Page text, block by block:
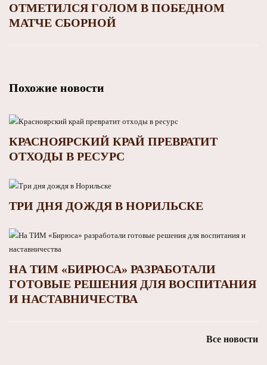
ОТМЕТИЛСЯ ГОЛОМ В ПОБЕДНОМ
МАТЧЕ СБОРНОЙ
Похожие новости
КРАСНОЯРСКИЙ КРАЙ ПРЕВРАТИТ
ОТХОДЫ В РЕСУРС
ТРИ ДНЯ ДОЖДЯ В НОРИЛЬСКЕ
НА ТИМ «БИРЮСА» РАЗРАБОТАЛИ
ГОТОВЫЕ РЕШЕНИЯ ДЛЯ ВОСПИТАНИЯ
И НАСТАВНИЧЕСТВА
Все новости